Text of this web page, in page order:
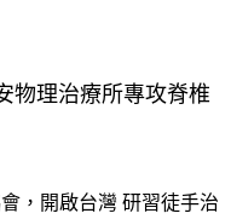
物理治療所專攻脊椎
，開啟台灣 研習徒手治